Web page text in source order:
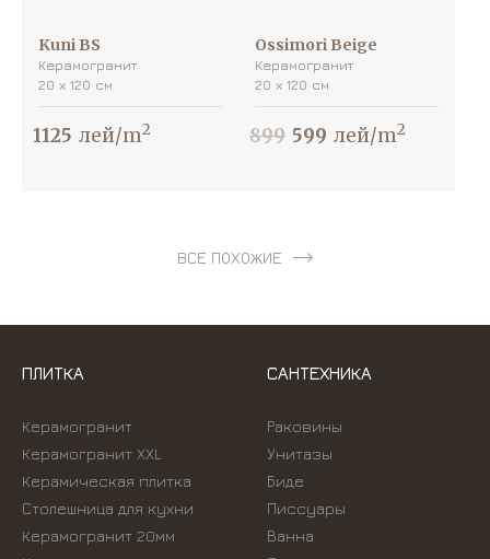
Kuni BS
Керамогранит
20 х 120 см
1125 лей/m2
Ossimori Beige
Керамогранит
20 х 120 см
899 599 лей/m2
ВСЕ ПОХОЖИЕ
ПЛИТКА
Керамогранит
Керамогранит XXL
Керамическая плитка
Столешница для кухни
Керамогранит 20мм
САНТЕХНИКА
Раковины
Унитазы
Биде
Писсуары
Ванна